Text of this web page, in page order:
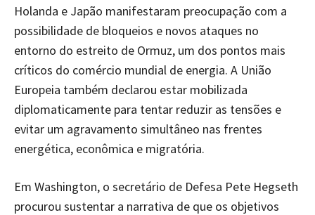
Holanda e Japão manifestaram preocupação com a
possibilidade de bloqueios e novos ataques no
entorno do estreito de Ormuz, um dos pontos mais
críticos do comércio mundial de energia. A União
Europeia também declarou estar mobilizada
diplomaticamente para tentar reduzir as tensões e
evitar um agravamento simultâneo nas frentes
energética, econômica e migratória.
Em Washington, o secretário de Defesa Pete Hegseth
procurou sustentar a narrativa de que os objetivos